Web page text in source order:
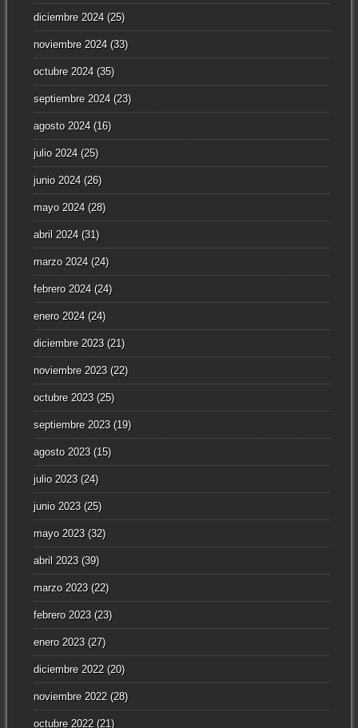
diciembre 2024(25)
noviembre 2024(33)
octubre 2024(35)
septiembre 2024(23)
agosto 2024(16)
julio 2024(25)
junio 2024(26)
mayo 2024(28)
abril 2024(31)
marzo 2024(24)
febrero 2024(24)
enero 2024(24)
diciembre 2023(21)
noviembre 2023(22)
octubre 2023(25)
septiembre 2023(19)
agosto 2023(15)
julio 2023(24)
junio 2023(25)
mayo 2023(32)
abril 2023(39)
marzo 2023(22)
febrero 2023(23)
enero 2023(27)
diciembre 2022(20)
noviembre 2022(28)
octubre 2022(21)